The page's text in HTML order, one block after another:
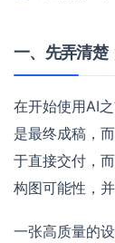
一、先弄清楚
在开始使用AI
是最终成稿，
于直接交付，
构图可能性，
一张高质量的